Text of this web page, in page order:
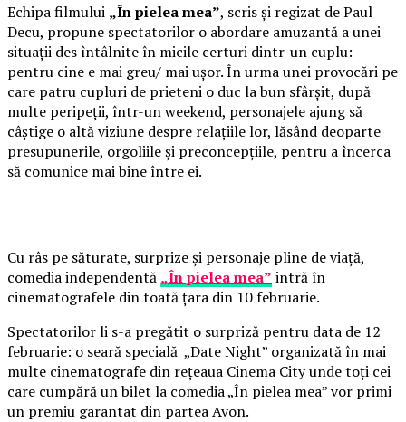
Echipa filmului „În pielea mea”, scris și regizat de Paul
Decu, propune spectatorilor o abordare amuzantă a unei
situații des întâlnite în micile certuri dintr-un cuplu:
pentru cine e mai greu/ mai ușor. În urma unei provocări pe
care patru cupluri de prieteni o duc la bun sfârșit, după
multe peripeții, într-un weekend, personajele ajung să
câștige o altă viziune despre relațiile lor, lăsând deoparte
presupunerile, orgoliile și preconcepțiile, pentru a încerca
să comunice mai bine între ei.
Cu râs pe săturate, surprize și personaje pline de viață,
comedia independentă „În pielea mea” intră în
cinematografele din toată țara din 10 februarie.
Spectatorilor li s-a pregătit o surpriză pentru data de 12
februarie: o seară specială „Date Night” organizată în mai
multe cinematografe din rețeaua Cinema City unde toți cei
care cumpără un bilet la comedia „În pielea mea” vor primi
un premiu garantat din partea Avon.